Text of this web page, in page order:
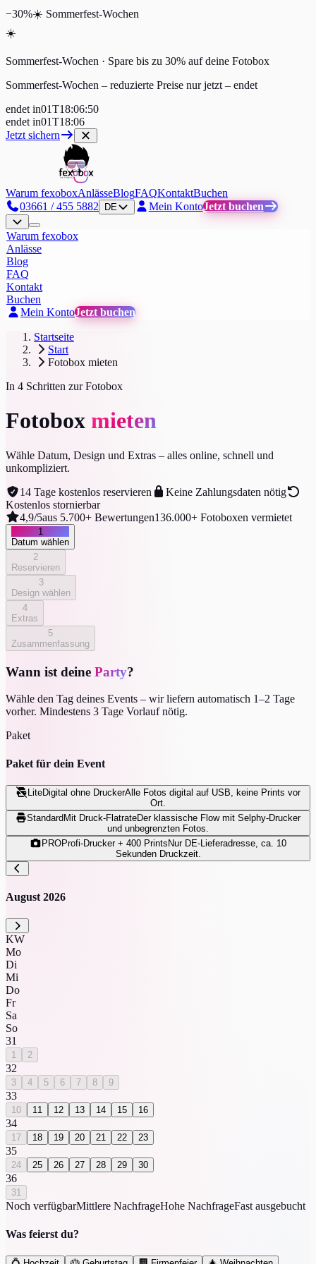
−30%☀️ Sommerfest-Wochen
☀️
Sommerfest-Wochen · Spare bis zu 30% auf deine Fotobox
Sommerfest-Wochen – reduzierte Preise nur jetzt – endet
endet in01T18:06:49
endet in01T18:06
Jetzt sichern
Warum fexoboxAnlässeBlogFAQKontaktBuchen
03661 / 455 5882
DE Mein KontoJetzt buchen
Warum fexobox
Anlässe
Blog
FAQ
Kontakt
Buchen
Mein KontoJetzt buchen
Startseite
Start
Fotobox mieten
In 4 Schritten zur Fotobox
Fotobox mieten
Wähle Datum, Design und Extras – alles online, schnell und
unkompliziert.
14 Tage kostenlos reservieren
Keine Zahlungsdaten nötig
Kostenlos stornierbar
4,9/5aus 5.700+ Bewertungen136.000+ Fotoboxen vermietet
1
Datum wählen
2
Reservieren
3
Design wählen
4
Extras
5
Zusammenfassung
Wann ist deine Party?
Wähle den Tag deines Events – wir liefern automatisch 1–2 Tage
vorher. Mindestens 3 Tage Vorlauf nötig.
Paket
Paket für dein Event
LiteDigital ohne DruckerAlle Fotos digital auf USB, keine Prints vor
Ort.
Standard Mit Druck-FlatrateDer klassische Flow mit Selphy-Drucker
und unbegrenzten Fotos.
PROProfi-Drucker + 400 Prints Nur DE-Lieferadresse, ca. 10
Sekunden Druckzeit.
August 2026
KW
Mo
Di
Mi
Do
Fr
Sa
So
31
1 2
32
3 4 5 6 7 8 9
33
10 11 12 13 14 15 16
34
17 18 19 20 21 22 23
35
24 25 26 27 28 29 30
36
31
Noch verfügbarMittlere NachfrageHohe NachfrageFast ausgebucht
Was feierst du?